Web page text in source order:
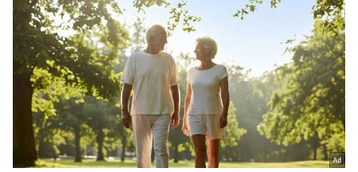
ಮತ್ತು ಕಂಪ್ಯೂಟರ್‌ಗಳು ಬಂದ ನಂತರ ಮೆಕ್ಯಾನಿಕಲ್
ಸಮಸ್ಯೆಗಳು ಇಲ್ಲವಾದರೂ, QWERTY ವಿನ್ಯಾಸವನ್ನೇ
ಇಂದಿಗೂ ಬಳಸಲಾಗುತ್ತಿದೆ. ಇದಕ್ಕೆ ಮುಖ್ಯ ಕಾರಣ,
ವಿಶ್ವಾದ್ಯಂತ ಕೋಟ್ಯಂತರ ಜನರು ಈಗಾಗಲೇ ಈ
ವಿನ್ಯಾಸದಲ್ಲಿ ಟೈಪ್ ಮಾಡಲು ಅಭ್ಯಾಸ
ಮಾಡಿಕೊಂಡಿರುವುದು.